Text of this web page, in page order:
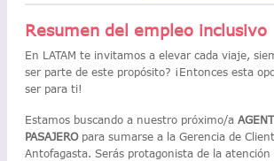
Resumen del empleo inclusivo
En LATAM te invitamos a elevar cada viaje,
ser parte de este propósito? ¡Entonces esta
ser para ti!
Estamos buscando a nuestro próximo/a
PASAJEROpara sumarse a la Gerencia de
Antofagasta. Serás protagonista de la atención